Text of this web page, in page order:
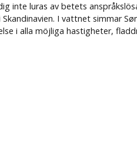
inte luras av betets
I vattnet simmar
i alla möjliga hastigheter,